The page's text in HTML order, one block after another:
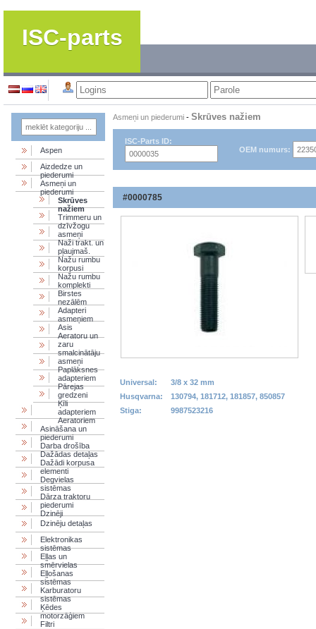
ISC-parts
Aspen
Aizdedze un
piederumi
Asmeņi un
piederumi
Skrūves
nažiem
Trimmeru un
dzīvžogu
asmeņi
Naži trakt. un
pļaujmaš.
Nažu rumbu
korpusi
Nažu rumbu
komplekti
Birstes
nezālēm
Adapteri
asmeņiem
Asis
Aeratoru un
zaru
smalcinātāju
asmeņi
Paplāksnes
adapteriem
Pārejas
gredzeni
Ķīli
adapteriem
Aeratoriem
Asināšana un
piederumi
Darba drošība
Dažādas detaļas
Dažādi korpusa
elementi
Degvielas
sistēmas
Dārza traktoru
piederumi
Dzinēji
Dzinēju detaļas
Elektronikas
sistēmas
Eļļas un
smērvielas
Eļļošanas
sistēmas
Karburatoru
sistēmas
Ķēdes
motorzāģiem
Filtri
Asmeņi un piederumi - Skrūves nažiem
ISC-Parts ID:
OEM numurs:
#0000785
Universal:
3/8 x 32 mm
Husqvarna:
130794, 181712, 181857, 850857
Stiga:
9987523216